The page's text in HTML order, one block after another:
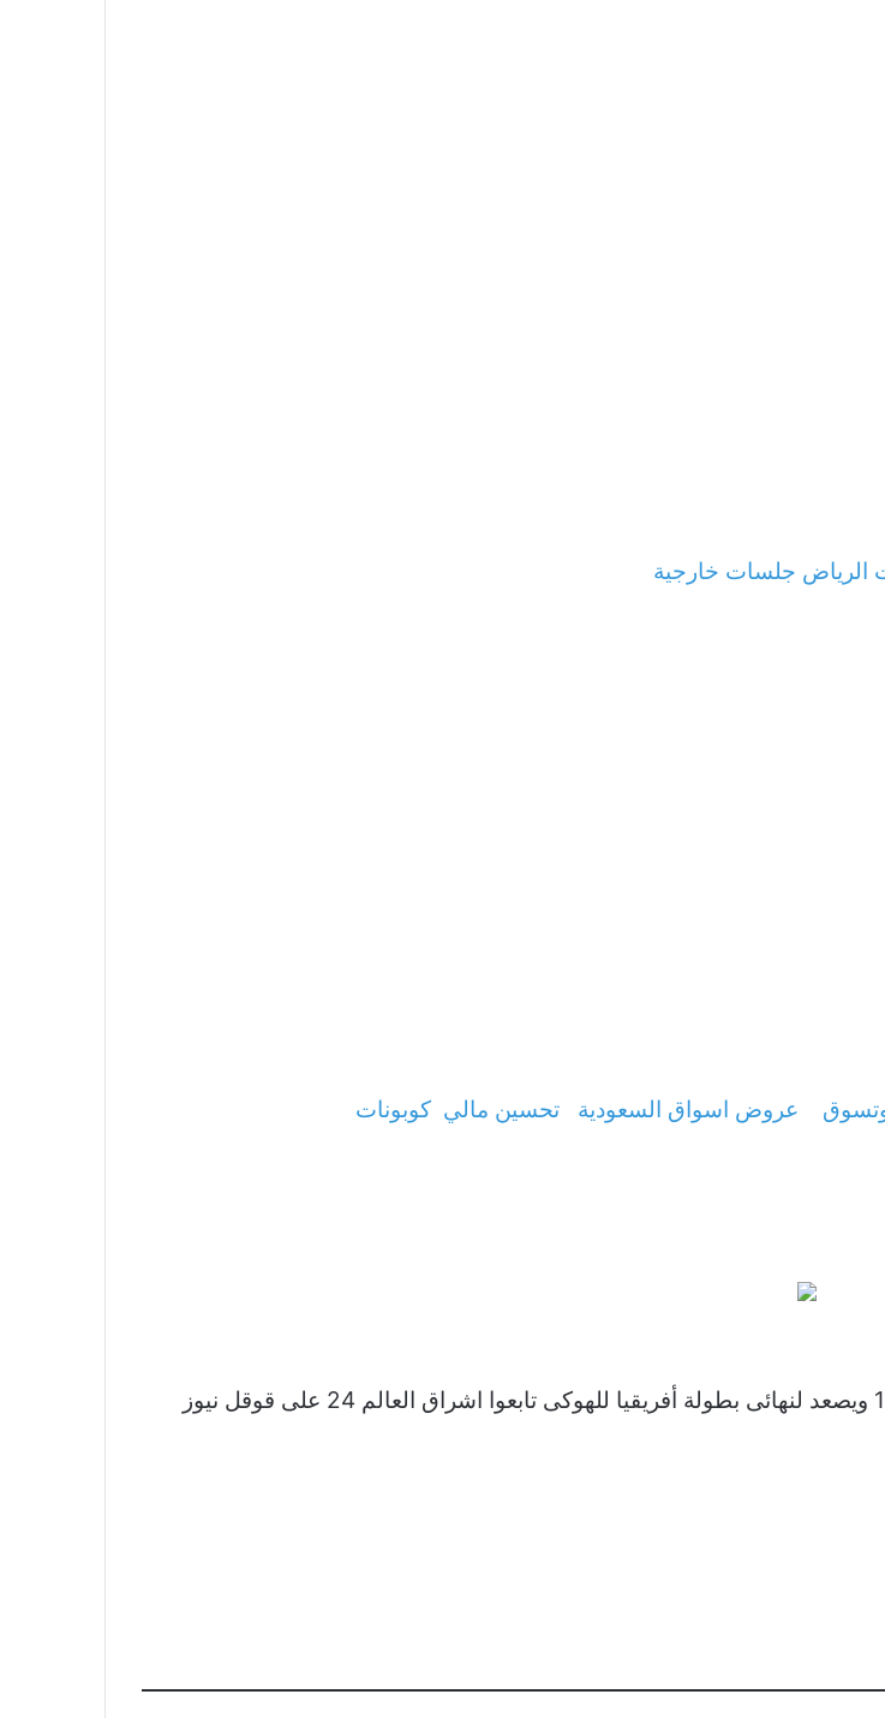
الرياض جلسات خارجية
عروض اسواق السعودية تحسين مالي كوبونات
نشكر لكم اهتمامكم وقراءتكم لخبر منتخب مصر يهزم أوغندا 9/ 1 ويصعد لنهائى بطولة أفريقيا للهوكى تابعوا اشراق العالم 24 على قوقل نيوز